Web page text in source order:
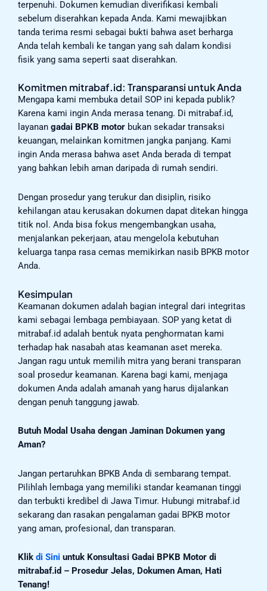
terpenuhi. Dokumen kemudian diverifikasi kembali
sebelum diserahkan kepada Anda. Kami mewajibkan
tanda terima resmi sebagai bukti bahwa aset berharga
Anda telah kembali ke tangan yang sah dalam kondisi
fisik yang sama seperti saat diserahkan.
Komitmen mitrabaf.id: Transparansi untuk Anda
Mengapa kami membuka detail SOP ini kepada publik?
Karena kami ingin Anda merasa tenang. Di mitrabaf.id,
layanan gadai BPKB motor bukan sekadar transaksi
keuangan, melainkan komitmen jangka panjang. Kami
ingin Anda merasa bahwa aset Anda berada di tempat
yang bahkan lebih aman daripada di rumah sendiri.
Dengan prosedur yang terukur dan disiplin, risiko
kehilangan atau kerusakan dokumen dapat ditekan hingga
titik nol. Anda bisa fokus mengembangkan usaha,
menjalankan pekerjaan, atau mengelola kebutuhan
keluarga tanpa rasa cemas memikirkan nasib BPKB motor
Anda.
Kesimpulan
Keamanan dokumen adalah bagian integral dari integritas
kami sebagai lembaga pembiayaan. SOP yang ketat di
mitrabaf.id adalah bentuk nyata penghormatan kami
terhadap hak nasabah atas keamanan aset mereka.
Jangan ragu untuk memilih mitra yang berani transparan
soal prosedur keamanan. Karena bagi kami, menjaga
dokumen Anda adalah amanah yang harus dijalankan
dengan penuh tanggung jawab.
Butuh Modal Usaha dengan Jaminan Dokumen yang
Aman?
Jangan pertaruhkan BPKB Anda di sembarang tempat.
Pilihlah lembaga yang memiliki standar keamanan tinggi
dan terbukti kredibel di Jawa Timur. Hubungi mitrabaf.id
sekarang dan rasakan pengalaman gadai BPKB motor
yang aman, profesional, dan transparan.
Klik di Sini untuk Konsultasi Gadai BPKB Motor di
mitrabaf.id – Prosedur Jelas, Dokumen Aman, Hati
Tenang!